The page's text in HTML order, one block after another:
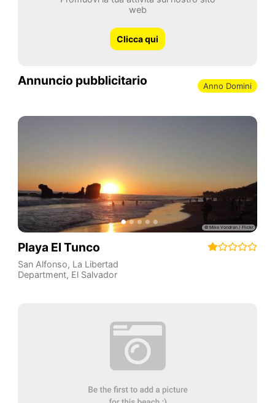
web
Clicca qui
Annuncio pubblicitario Anno Domini
Playa El Tunco
San Alfonso, La Libertad
Department, El Salvador